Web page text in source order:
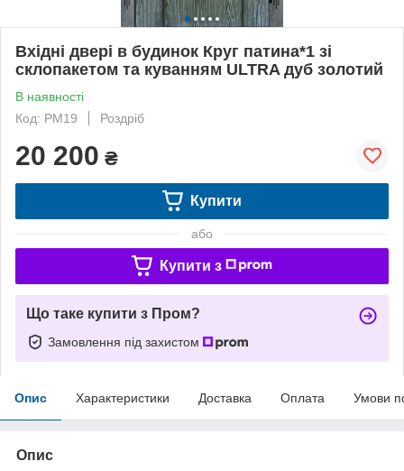
Вхідні двері в будинок Круг патина*1 зі
склопакетом та куванням ULTRA дуб золотий
В наявності
Код: PM19
Роздріб
20 200 ₴
Купити
або
Купити з
Що таке купити з Пром?
Замовлення під захистом
Опис Характеристики Доставка Оплата Умови
Опис